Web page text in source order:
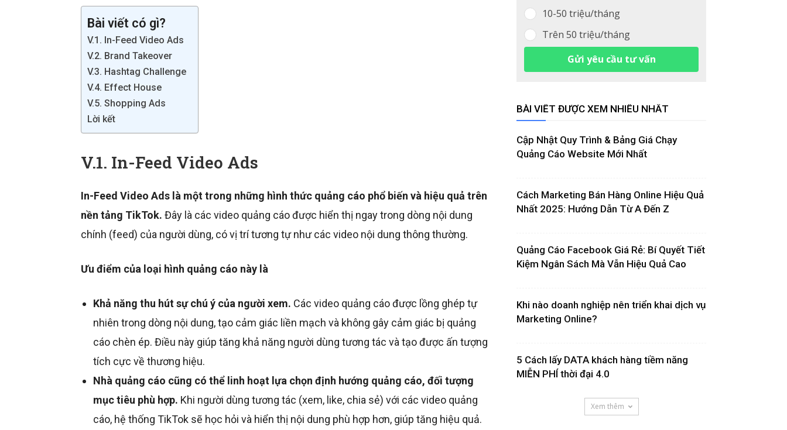
Bài viết có gì?
V.1. In-Feed Video Ads
V.2. Brand Takeover
V.3. Hashtag Challenge
V.4. Effect House
V.5. Shopping Ads
Lời kết
V.1. In-Feed Video Ads
In-Feed Video Ads là một trong những hình thức quảng cáo phổ biến và hiệu quả trên
nền tảng TikTok. Đây là các video quảng cáo được hiển thị ngay trong dòng nội dung
chính (feed) của người dùng, có vị trí tương tự như các video nội dung thông thường.
Ưu điểm của loại hình quảng cáo này là
Khả năng thu hút sự chú ý của người xem. Các video quảng cáo được lồng ghép tự
nhiên trong dòng nội dung, tạo cảm giác liền mạch và không gây cảm giác bị quảng
cáo chèn ép. Điều này giúp tăng khả năng người dùng tương tác và tạo được ấn tượng
tích cực về thương hiệu.
Nhà quảng cáo cũng có thể linh hoạt lựa chọn định hướng quảng cáo, đối tượng
mục tiêu phù hợp. Khi người dùng tương tác (xem, like, chia sẻ) với các video quảng
cáo, hệ thống TikTok sẽ học hỏi và hiển thị nội dung phù hợp hơn, giúp tăng hiệu quả.
10-50 triệu/tháng
Trên 50 triệu/tháng
Gửi yêu cầu tư vấn
BÀI VIẾT ĐƯỢC XEM NHIỀU NHẤT
Cập Nhật Quy Trình & Bảng Giá Chạy
Quảng Cáo Website Mới Nhất
Cách Marketing Bán Hàng Online Hiệu Quả
Nhất 2025: Hướng Dẫn Từ A Đến Z
Quảng Cáo Facebook Giá Rẻ: Bí Quyết Tiết
Kiệm Ngân Sách Mà Vẫn Hiệu Quả Cao
Khi nào doanh nghiệp nên triển khai dịch vụ
Marketing Online?
5 Cách lấy DATA khách hàng tiềm năng
MIỄN PHÍ thời đại 4.0
Xem thêm